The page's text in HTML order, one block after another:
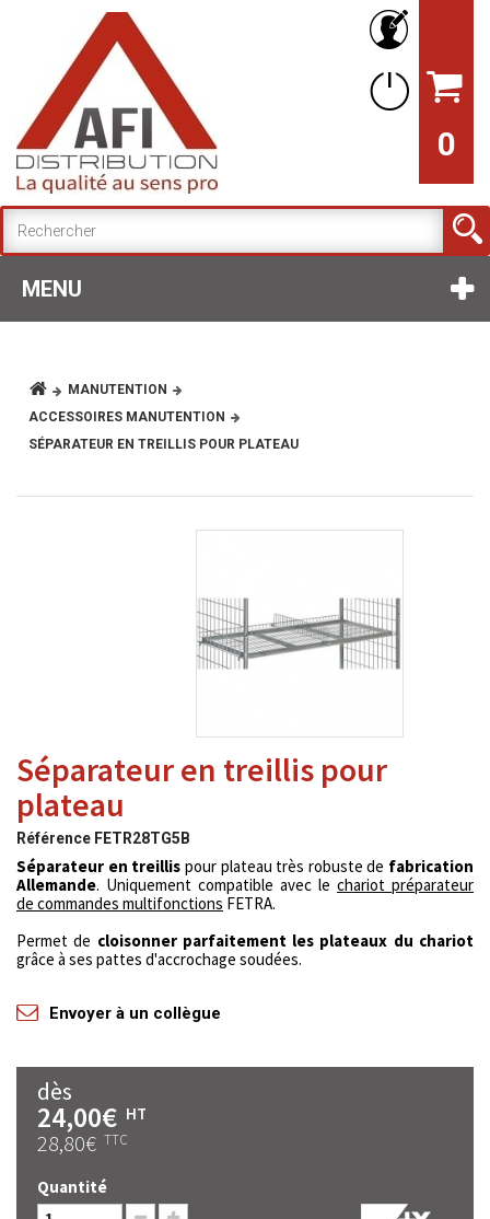
0
MENU
MANUTENTION
ACCESSOIRES MANUTENTION
SÉPARATEUR EN TREILLIS POUR PLATEAU
Séparateur en treillis pour
plateau
Référence FETR28TG5B
Séparateur en treillis pour plateau très robuste de fabrication
Allemande. Uniquement compatible avec le chariot préparateur
de commandes multifonctions FETRA.
Permet de cloisonner parfaitement les plateaux du chariot
grâce à ses pattes d'accrochage soudées.
Envoyer à un collègue
dès
24,00€ HT
28,80€ TTC
Quantité